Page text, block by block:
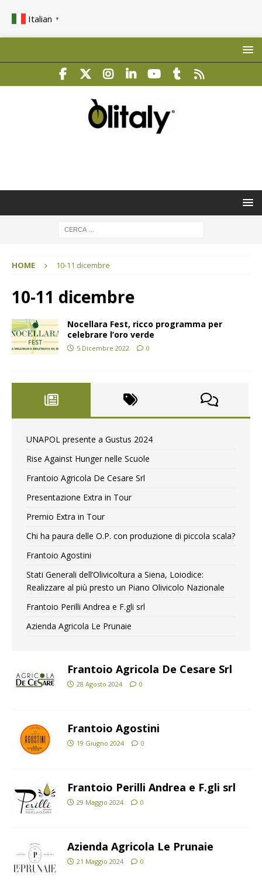
Italian ▼
HOME 10-11 dicembre
10-11 dicembre
Nocellara Fest, ricco programma per
celebrare l’oro verde
5 Dicembre 2022 0
UNAPOL presente a Gustus 2024
Rise Against Hunger nelle Scuole
Frantoio Agricola De Cesare Srl
Presentazione Extra in Tour
Premio Extra in Tour
Chi ha paura delle O.P. con produzione di piccola scala?
Frantoio Agostini
Stati Generali dell’Olivicoltura a Siena, Loiodice:
Realizzare al più presto un Piano Olivicolo Nazionale
Frantoio Perilli Andrea e F.gli srl
Azienda Agricola Le Prunaie
Frantoio Agricola De Cesare Srl
28 Agosto 2024 0
Frantoio Agostini
19 Giugno 2024 0
Frantoio Perilli Andrea e F.gli srl
29 Maggio 2024 0
Azienda Agricola Le Prunaie
21 Maggio 2024 0